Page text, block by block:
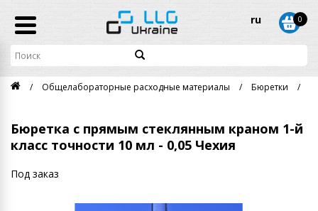
ru 0
Общелабораторные расходные материалы Бюретки
Бюретка с прямым стеклянным краном 1-й
класс точности 10 мл - 0,05 Чехия
Под заказ